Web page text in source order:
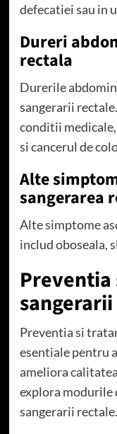
defecatiei sau in
Dureri
rectala
Durerile
sangerarii
conditii
si cancerul de
Alte
sangerarea
Alte simptome
includ oboseala,
Preventia si
esentiale pentru
ameliora
explora modurile
sangerarii rectale.